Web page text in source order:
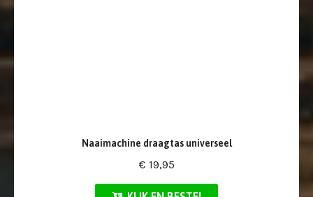
Naaimachine draagtas universeel
€ 19,95